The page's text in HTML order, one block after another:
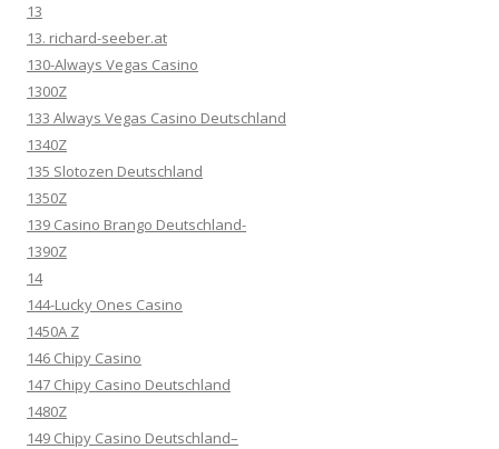
13
13. richard-seeber.at
130-Always Vegas Casino
1300Z
133 Always Vegas Casino Deutschland
1340Z
135 Slotozen Deutschland
1350Z
139 Casino Brango Deutschland-
1390Z
14
144-Lucky Ones Casino
1450A Z
146 Chipy Casino
147 Chipy Casino Deutschland
1480Z
149 Chipy Casino Deutschland–